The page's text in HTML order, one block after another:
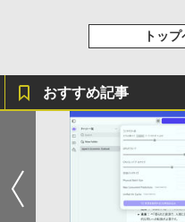
￥572
スーパ
版ビッ
￥810
トッ
おすすめ記事